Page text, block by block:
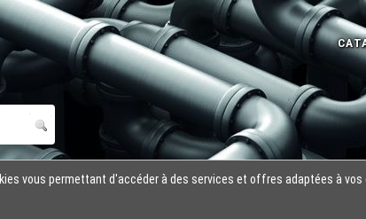
vous permettant d'accéder à des services et offres adaptées à